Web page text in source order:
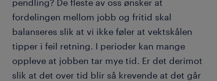
pendling? De fleste av oss ønsker at
fordelingen mellom jobb og fritid skal
balanseres slik at vi ikke føler at vektskålen
tipper i feil retning. I perioder kan mange
oppleve at jobben tar mye tid. Er det derimot
slik at det over tid blir så krevende at det går